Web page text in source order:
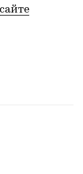
сайте